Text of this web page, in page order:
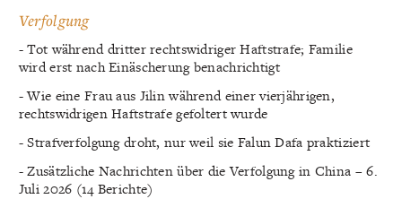
Verfolgung
- Tot während dritter rechtswidriger Haftstrafe; Familie
wird erst nach Einäscherung benachrichtigt
- Wie eine Frau aus Jilin während einer vierjährigen,
rechtswidrigen Haftstrafe gefoltert wurde
- Strafverfolgung droht, nur weil sie Falun Dafa praktiziert
- Zusätzliche Nachrichten über die Verfolgung in China – 6.
Juli 2026 (14 Berichte)